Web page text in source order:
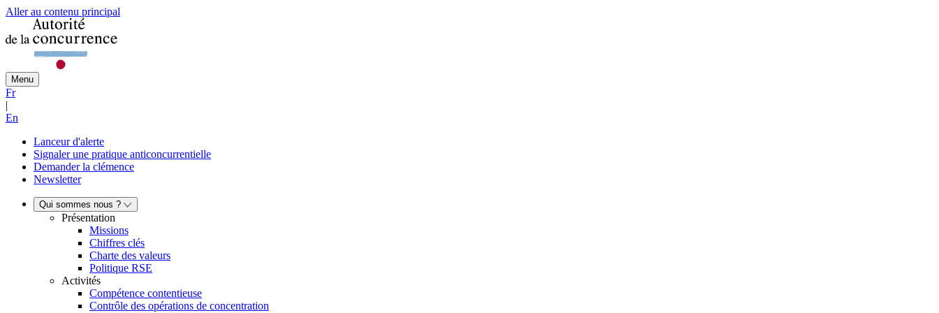
Aller au contenu principal
Menu
Fr
|
En
Lanceur d'alerte
Signaler une pratique anticoncurrentielle
Demander la clémence
Newsletter
Qui sommes nous ?
Présentation
Missions
Chiffres clés
Charte des valeurs
Politique RSE
Activités
Compétence contentieuse
Contrôle des opérations de concentration